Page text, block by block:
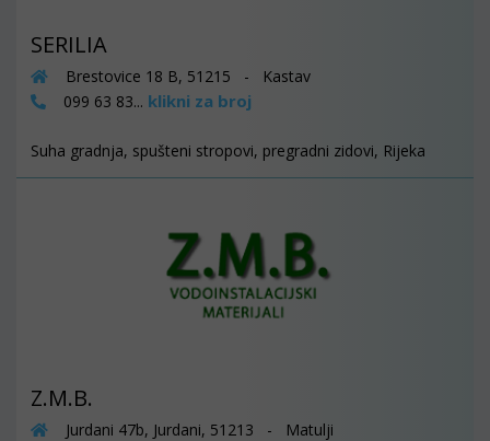
SERILIA
Brestovice 18 B, 51215 - Kastav
099 63 83... klikni za broj
Suha gradnja, spušteni stropovi, pregradni zidovi, Rijeka
Z.M.B.
Jurdani 47b, Jurdani, 51213 - Matulji